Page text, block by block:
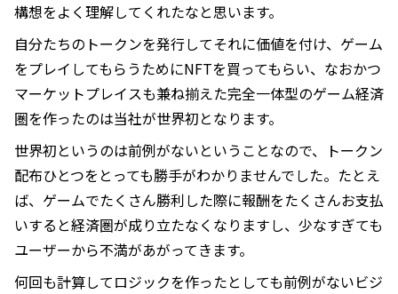
構想をよく理解してくれたなと思います。
自分たちのトークンを発行してそれに価値を付け、ゲーム
をプレイしてもらうためにNFTを買ってもらい、なおかつ
マーケットプレイスも兼ね揃えた完全一体型のゲーム経済
圏を作ったのは当社が世界初となります。
世界初というのは前例がないということなので、トークン
配布ひとつをとっても勝手がわかりませんでした。たとえ
ば、ゲームでたくさん勝利した際に報酬をたくさんお支払
いすると経済圏が成り立たなくなりますし、少なすぎても
ユーザーから不満があがってきます。
何回も計算してロジックを作ったとしても前例がないビジ